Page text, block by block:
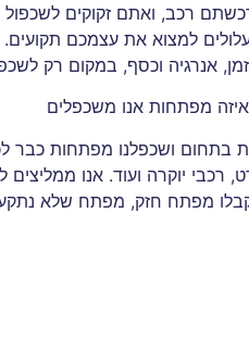
רכב, ואתם זקוקים לשכפול
למצוא את עצמכם תקועים.
אנרגיה וכסף, במקום רק
איזה מפתחות אנו משכפלים
בתחום ושכפלנו מפתחות כבר
רכבי יוקרה ועוד. אנו
מפתח חזק, מפתח שלא נתקע